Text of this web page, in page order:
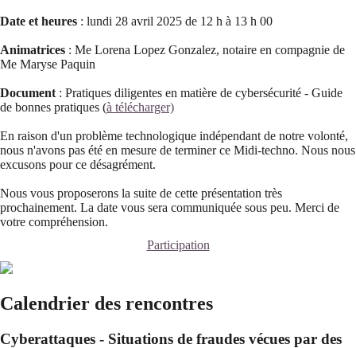
Date et heures : lundi 28 avril 2025 de 12 h à 13 h 00
Animatrices : Me Lorena Lopez Gonzalez, notaire en compagnie de
Me Maryse Paquin
Document : Pratiques diligentes en matière de cybersécurité - Guide
de bonnes pratiques (à télécharger)
En raison d'un problème technologique indépendant de notre volonté,
nous n'avons pas été en mesure de terminer ce Midi-techno. Nous nous
excusons pour ce désagrément.
Nous vous proposerons la suite de cette présentation très
prochainement. La date vous sera communiquée sous peu. Merci de
votre compréhension.
Participation
Calendrier des rencontres
Cyberattaques - Situations de fraudes vécues par des